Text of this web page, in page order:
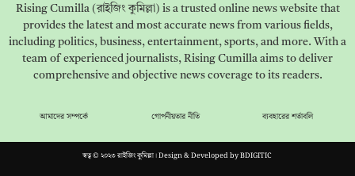
Rising Cumilla (রাইজিং কুমিল্লা) is a trusted online news website that
provides the latest and most accurate news from various fields,
including politics, business, entertainment, sports, and more. With a
team of experienced journalists, Rising Cumilla aims to deliver
comprehensive and objective news coverage to its readers.
আমাদের সম্পর্কে গোপনীয়তার নীতি ব্যবহারের শর্তাবলি
স্বত্ব © ২০২৩ রাইজিং কুমিল্লা। Design & Developed byBDIGITIC